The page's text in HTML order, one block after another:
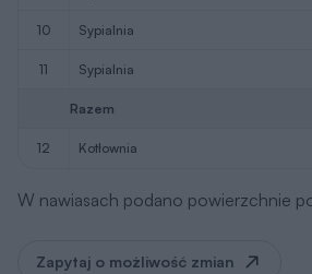
10 sypialnia
11 sypialnia
Razem
12 kotłownia
W nawiasach podano powierzchnie
Zapytaj o możliwość zmian